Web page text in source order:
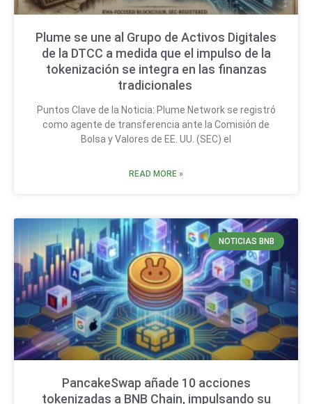
Plume se une al Grupo de Activos Digitales
de la DTCC a medida que el impulso de la
tokenización se integra en las finanzas
tradicionales
Puntos Clave de la Noticia: Plume Network se registró
como agente de transferencia ante la Comisión de
Bolsa y Valores de EE. UU. (SEC) el
READ MORE »
NOTICIAS BNB
PancakeSwap añade 10 acciones
tokenizadas a BNB Chain, impulsando su